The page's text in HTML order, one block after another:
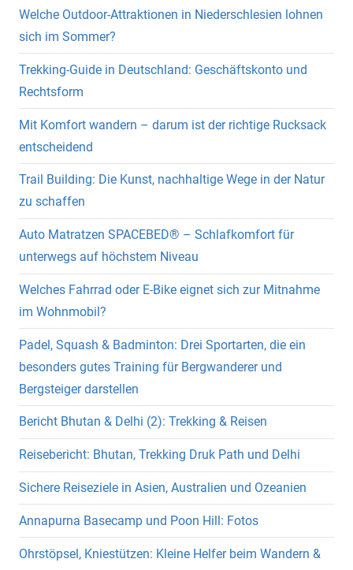
Welche Outdoor-Attraktionen in Niederschlesien lohnen
sich im Sommer?
Trekking-Guide in Deutschland: Geschäftskonto und
Rechtsform
Mit Komfort wandern – darum ist der richtige Rucksack
entscheidend
Trail Building: Die Kunst, nachhaltige Wege in der Natur
zu schaffen
Auto Matratzen SPACEBED® – Schlafkomfort für
unterwegs auf höchstem Niveau
Welches Fahrrad oder E-Bike eignet sich zur Mitnahme
im Wohnmobil?
Padel, Squash & Badminton: Drei Sportarten, die ein
besonders gutes Training für Bergwanderer und
Bergsteiger darstellen
Bericht Bhutan & Delhi (2): Trekking & Reisen
Reisebericht: Bhutan, Trekking Druk Path und Delhi
Sichere Reiseziele in Asien, Australien und Ozeanien
Annapurna Basecamp und Poon Hill: Fotos
Ohrstöpsel, Kniestützen: Kleine Helfer beim Wandern &